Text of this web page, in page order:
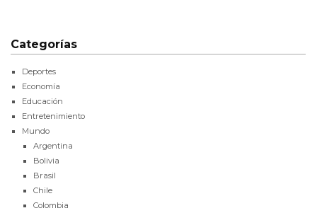
Categorías
Deportes
Economía
Educación
Entretenimiento
Mundo
Argentina
Bolivia
Brasil
Chile
Colombia